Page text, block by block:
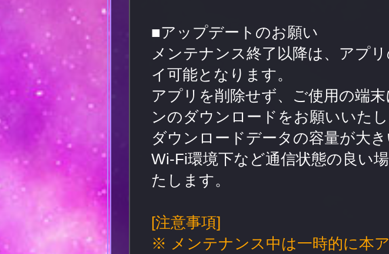
■アップデートのお願い
メンテナンス終了以降は、アプ
イ可能となります。
アプリを削除せず、ご使用の端
ンのダウンロードをお願いいたし
ダウンロードデータの容量が大き
Wi-Fi環境下など通信状態の良い
たします。
[注意事項]
※ メンテナンス中は一時的に本